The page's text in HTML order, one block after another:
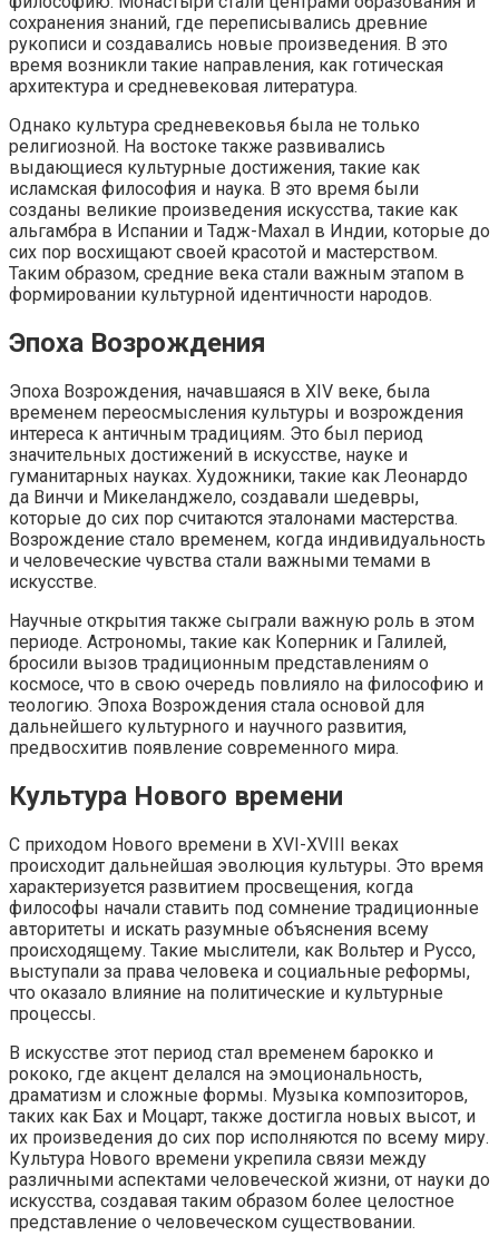
сохранения знаний, где переписывались древние
рукописи и создавались новые произведения. В это
время возникли такие направления, как готическая
архитектура и средневековая литература.
Однако культура средневековья была не только
религиозной. На востоке также развивались
выдающиеся культурные достижения, такие как
исламская философия и наука. В это время были
созданы великие произведения искусства, такие как
альгамбра в Испании и Тадж-Махал в Индии, которые до
сих пор восхищают своей красотой и мастерством.
Таким образом, средние века стали важным этапом в
формировании культурной идентичности народов.
Эпоха Возрождения
Эпоха Возрождения, начавшаяся в XIV веке, была
временем переосмысления культуры и возрождения
интереса к античным традициям. Это был период
значительных достижений в искусстве, науке и
гуманитарных науках. Художники, такие как Леонардо
да Винчи и Микеланджело, создавали шедевры,
которые до сих пор считаются эталонами мастерства.
Возрождение стало временем, когда индивидуальность
и человеческие чувства стали важными темами в
искусстве.
Научные открытия также сыграли важную роль в этом
периоде. Астрономы, такие как Коперник и Галилей,
бросили вызов традиционным представлениям о
космосе, что в свою очередь повлияло на философию и
теологию. Эпоха Возрождения стала основой для
дальнейшего культурного и научного развития,
предвосхитив появление современного мира.
Культура Нового времени
С приходом Нового времени в XVI-XVIII веках
происходит дальнейшая эволюция культуры. Это время
характеризуется развитием просвещения, когда
философы начали ставить под сомнение традиционные
авторитеты и искать разумные объяснения всему
происходящему. Такие мыслители, как Вольтер и Руссо,
выступали за права человека и социальные реформы,
что оказало влияние на политические и культурные
процессы.
В искусстве этот период стал временем барокко и
рококо, где акцент делался на эмоциональность,
драматизм и сложные формы. Музыка композиторов,
таких как Бах и Моцарт, также достигла новых высот, и
их произведения до сих пор исполняются по всему миру.
Культура Нового времени укрепила связи между
различными аспектами человеческой жизни, от науки до
искусства, создавая таким образом более целостное
представление о человеческом существовании.